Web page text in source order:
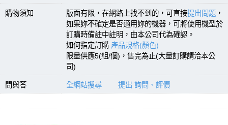
購物須知 版面有限，在網路上找不到的，可直接提出問題 ，
如果妳不確定是否適用妳的機器，可將使用機型於
訂購時備註中註明，由本公司代為確認。
如何指定訂購 產品規格(顏色)
限量供應5(組/個)，售完為止(大量訂購請洽本公
司)
問與答 全網站搜尋 提出 詢問、評價